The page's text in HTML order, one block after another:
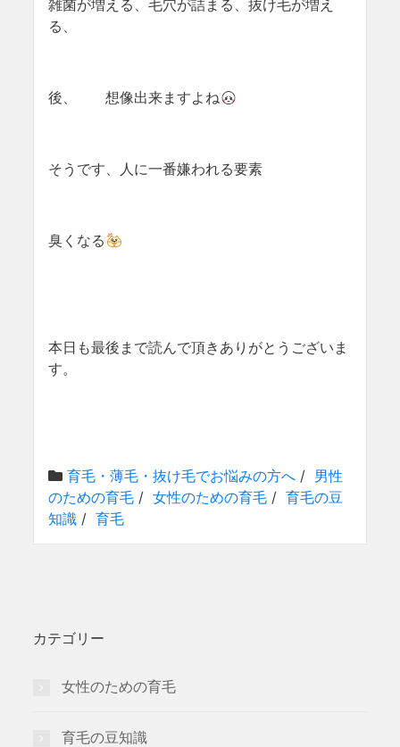
雑菌が増える、毛穴が詰まる、抜け毛が増え
る、
後、 想像出来ますよね
そうです、人に一番嫌われる要素
臭くなる
本日も最後まで読んで頂きありがとうございま
す。
育毛・薄毛・抜け毛でお悩みの方へ / 男性
のための育毛 / 女性のための育毛 / 育毛の豆
知識 / 育毛
カテゴリー
女性のための育毛
育毛の豆知識